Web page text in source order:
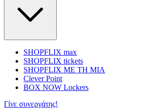
SHOPFLIX max
SHOPFLIX tickets
SHOPFLIX ΜΕ ΤΗ ΜΙΑ
Clever Point
BOX NOW Lockers
Γίνε συνεργάτης!